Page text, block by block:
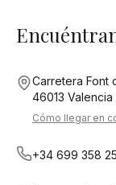
Carretera Font
46013 Valencia
Cómo llegar en
+34 699 358